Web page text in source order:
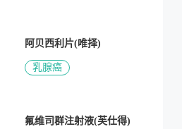
阿贝西利片(唯择)
乳腺癌
氟维司群注射液(芙仕得)